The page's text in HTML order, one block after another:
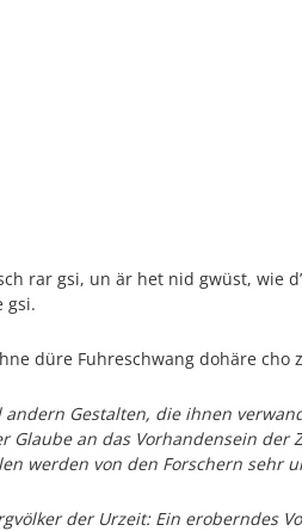
rar gsi, un är het nid gwüst,
gsi.
düre Fuhreschwang dohäre cho
Gestalten, die ihnen
Glaube an das Vorhandensein
werden von den Forschern sehr
der Urzeit: Ein eroberndes